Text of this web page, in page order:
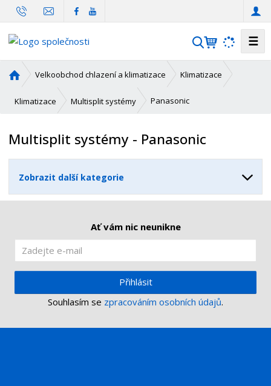
V
h
t
☰
v
o
í
r
a
Velkoobchod chlazení a klimatizace Klimatizace
Klimatizace Multisplit systémy Panasonic
Multisplit systémy - Panasonic
Zobrazit další kategorie
Ať vám nic neunikne
Přihlásit
Souhlasím se zpracováním osobních údajů.